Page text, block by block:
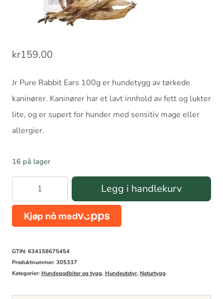
kr159.00
Jr Pure Rabbit Ears 100g er hundetygg av tørkede
kaninører. Kaninører har et lavt innhold av fett og lukter
lite, og er supert for hunder med sensitiv mage eller
allergier.
16 på lager
Pure
Rabbit
100g
antall
Legg i handlekurv
GTIN: 634158675454
Produktnummer: 305337
Kategorier: Hundegodbiter og tygg, Hundeutstyr, Naturtygg